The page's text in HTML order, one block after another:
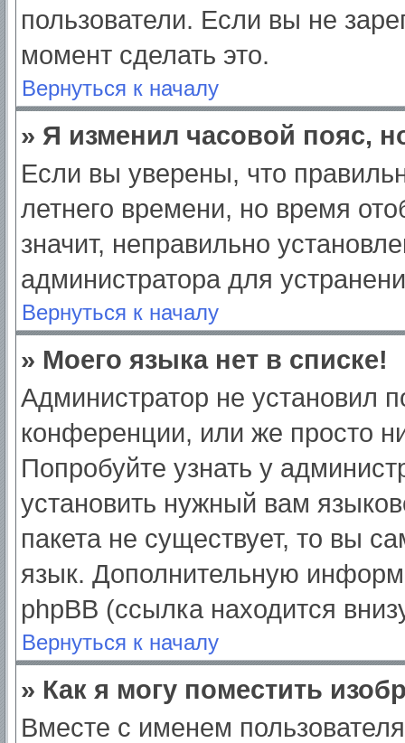
пользователи. Если вы не
момент сделать это.
Вернуться к началу
» Я изменил часовой пояс,
Если вы уверены, что
летнего времени, но время
значит, неправильно
администратора для
Вернуться к началу
» Моего языка нет в списке!
Администратор не установил
конференции, или же просто
Попробуйте узнать у
установить нужный вам
пакета не существует, то вы
язык. Дополнительную
phpBB (ссылка находится
Вернуться к началу
» Как я могу поместить
Вместе с именем